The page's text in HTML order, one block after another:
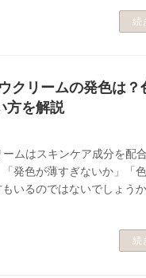
続
クリームの発色は？
方を解説
ムはスキンケア成分を配
発色が薄すぎないか」「
いるのではないでしょうか
続